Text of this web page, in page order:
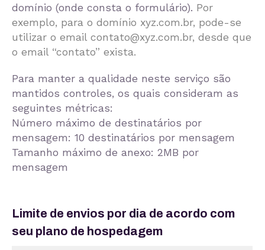
domínio (onde consta o formulário). Por
exemplo, para o domínio xyz.com.br, pode-se
utilizar o email contato@xyz.com.br, desde que
o email “contato” exista.
Para manter a qualidade neste serviço são
mantidos controles, os quais consideram as
seguintes métricas:
Número máximo de destinatários por
mensagem: 10 destinatários por mensagem
Tamanho máximo de anexo: 2MB por
mensagem
Limite de envios por dia de acordo com
seu plano de hospedagem